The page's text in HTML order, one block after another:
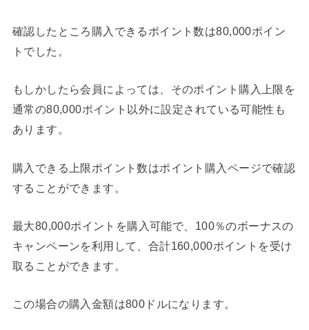
確認したところ購入できるポイント数は80,000ポイン
トでした。
もしかしたら会員によっては、そのポイント購入上限を
通常の80,000ポイント以外に設定されている可能性も
あります。
購入できる上限ポイント数はポイント購入ページで確認
することができます。
最大80,000ポイントを購入可能で、100％のボーナスの
キャンペーンを利用して、合計160,000ポイントを受け
取ることができます。
この場合の購入金額は800ドルになります。